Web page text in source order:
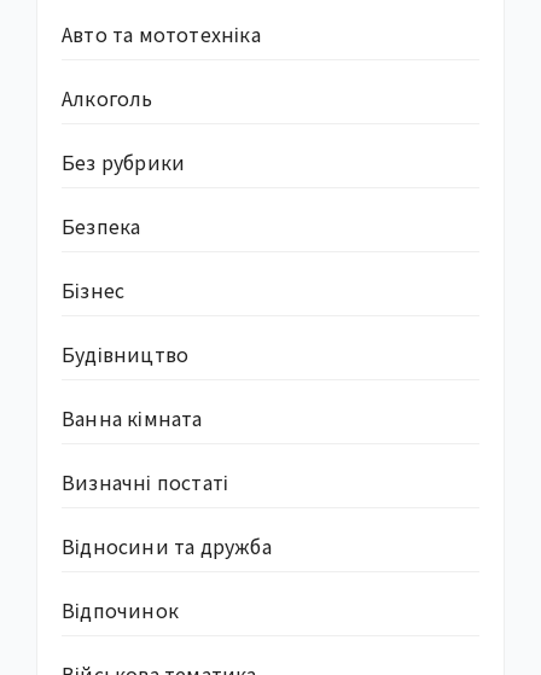
Авто та мототехніка
Алкоголь
Без рубрики
Безпека
Бізнес
Будівництво
Ванна кімната
Визначні постаті
Відносини та дружба
Відпочинок